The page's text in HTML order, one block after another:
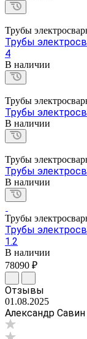
Трубы
Трубы
4
В наличии
Трубы
Трубы
В наличии
Трубы
Трубы
В наличии
Трубы
Трубы
1.2
В наличии
78090 ₽
Отзывы
01.08.2025
Александр Савин